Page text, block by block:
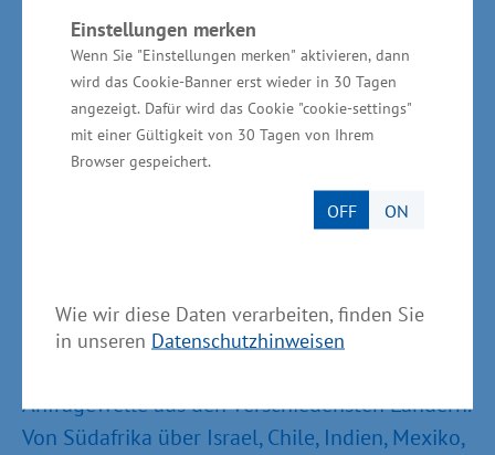
Einstellungen merken
Wenn Sie "Einstellungen merken" aktivieren, dann
wird das Cookie-Banner erst wieder in 30 Tagen
angezeigt. Dafür wird das Cookie "cookie-settings"
mit einer Gültigkeit von 30 Tagen von Ihrem
Browser gespeichert.
OFF ON
Wie wir diese Daten verarbeiten, finden Sie
in unseren Datenschutzhinweisen
genannte„Gläserne Klassenzimmer“
Besuch ein. Hier stellten sich Einrichtungen vor,
deren Angebote auf Nachhaltigkeit setzen. Ein
Solarbootvon der „Solarwaterworld AG“ aus
Berlin war ebenfalls zu sehen, um auf
umweltfreundliches Reisen in der Peeneregion
aufmerksam zu machen. Großes Interesse rief
Form des Übernachtens in so genannten
„Design|sleep Cubes“ hervor. „Wir sind völlig
Anfragewelle aus den verschiedensten Ländern.
Von Südafrika über Israel, Chile, Indien, Mexiko,